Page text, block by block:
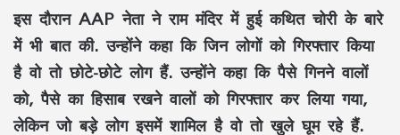
इस दौरान AAP नेता ने राम मंदिर में हुई कथित चोरी के बारे
में भी बात की. उन्होंने कहा कि जिन लोगों को गिरफ्तार किया
है वो तो छोटे-छोटे लोग हैं. उन्होंने कहा कि पैसे गिनने वालों
को, पैसे का हिसाब रखने वालों को गिरफ्तार कर लिया गया,
लेकिन जो बड़े लोग इसमें शामिल है वो तो खुले घूम रहे हैं.